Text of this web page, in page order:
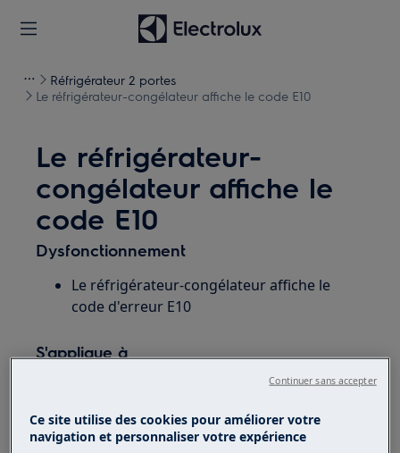
Réfrigérateur 2 portes
Le réfrigérateur-congélateur affiche le code E10
Le réfrigérateur-
congélateur affiche le
code E10
Dysfonctionnement
Le réfrigérateur-congélateur affiche le
code d'erreur E10
S'applique à
Solution
Ce site utilise des cookies pour améliorer votre
navigation et personnaliser votre expérience
Continuer sans accepter